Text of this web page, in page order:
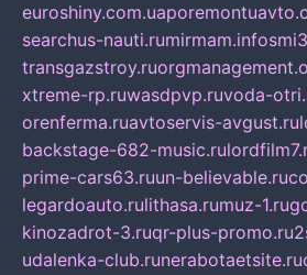
euroshiny.com.ua
searchus-nauti.rumirmam.info
transgazstroy.ru
xtreme-rp.ruwasdpvp.ruvoda-
orenferma.ruavtoservis-avgust.ru
backstage-682-music.ru
prime-cars63.ruun-believable.ru
legardoauto.rulithasa.rumuz-1.ru
kinozadrot-3.ruqr-plus-promo.ru
udalenka-club.runerabotaetsite.ru